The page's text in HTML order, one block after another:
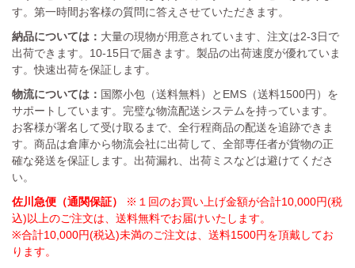
す。第一時間お客様の質問に答えさせていただきます。
納品については： 大量の現物が用意されています、注文は2-3日で
出荷できます。10-15日で届きます。製品の出荷速度が優れていま
す。快速出荷を保証します。
物流については： 国際小包（送料無料）とEMS（送料1500円）を
サポートしています。完璧な物流配送システムを持っています。
お客様が署名して受け取るまで、全行程商品の配送を追跡できま
す。商品は倉庫から物流会社に出荷して、全部専任者が貨物の正
確な発送を保証します。出荷漏れ、出荷ミスなどは避けてくださ
い。
佐川急便（通関保証）
※１回のお買い上げ金額が合計10,000円(税
込)以上のご注文は、送料無料でお届けいたします。
※合計10,000円(税込)未満のご注文は、送料1500円を頂戴してお
ります。